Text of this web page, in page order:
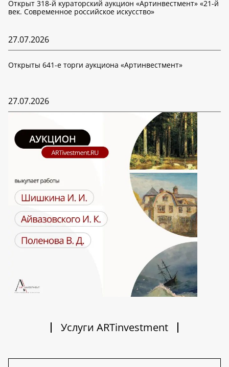
Открыт 318-й кураторский аукцион «Артинвестмент» «21-й
век. Современное российское искусство»
27.07.2026
Открыты 641-е торги аукциона «Артинвестмент»
27.07.2026
Услуги ARTinvestment